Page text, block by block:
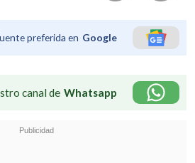
preferida en Google
canal de Whatsapp